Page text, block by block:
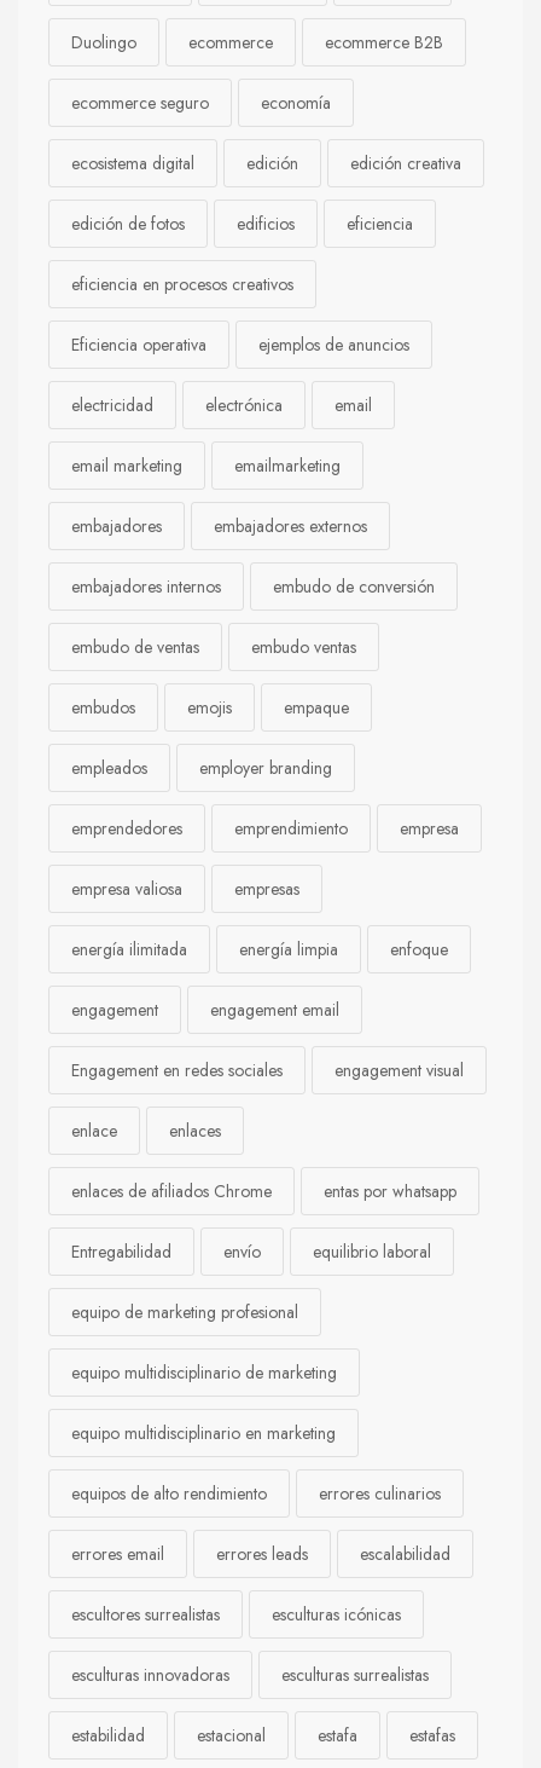
Duolingo ecommerce ecommerce B2B
ecommerce seguro economía
ecosistema digital edición edición creativa
edición de fotos edificios eficiencia
eficiencia en procesos creativos
Eficiencia operativa ejemplos de anuncios
electricidad electrónica email
email marketing emailmarketing
embajadores embajadores externos
embajadores internos embudo de conversión
embudo de ventas embudo ventas
embudos emojis empaque
empleados employer branding
emprendedores emprendimiento empresa
empresa valiosa empresas
energía ilimitada energía limpia enfoque
engagement engagement email
Engagement en redes sociales engagement visual
enlace enlaces
enlaces de afiliados Chrome entas por whatsapp
Entregabilidad envío equilibrio laboral
equipo de marketing profesional
equipo multidisciplinario de marketing
equipo multidisciplinario en marketing
equipos de alto rendimiento errores culinarios
errores email errores leads escalabilidad
escultores surrealistas esculturas icónicas
esculturas innovadoras esculturas surrealistas
estabilidad estacional estafa estafas